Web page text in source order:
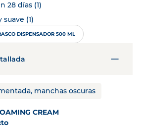
28 días (1)
(1)
DISPENSADOR 500 ML
manchas oscuras
CREAM